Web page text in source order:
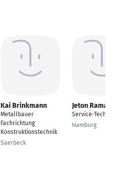
Kai Brinkmann
Metallbauer
Fachrichtung
Konstruktionstechnik
Saerbeck
Jeton Ramadani
Service-Techniker
Hamburg